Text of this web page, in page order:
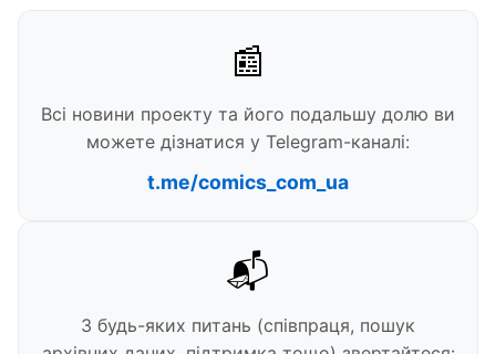
📰
Всі новини проекту та його подальшу долю ви
можете дізнатися у Telegram-каналі:
t.me/comics_com_ua
📬
З будь-яких питань (співпраця, пошук